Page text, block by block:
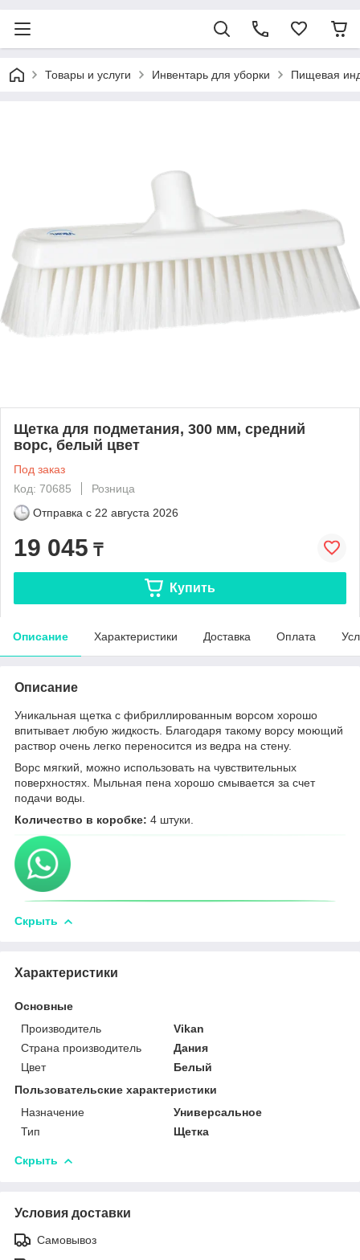
Товары и услуги Инвентарь для уборки Пищевая
Щетка для подметания, 300 мм, средний
ворс, белый цвет
Под заказ
Код: 70685
Розница
Отправка с 22 августа 2026
19 045 ₸
Купить
Описание Характеристики Доставка Оплата
Описание
Уникальная щетка с фибриллированным ворсом хорошо
впитывает любую жидкость. Благодаря такому ворсу моющий
раствор очень легко переносится из ведра на стену.
Ворс мягкий, можно использовать на чувствительных
поверхностях. Мыльная пена хорошо смывается за счет
подачи воды.
Количество в коробке: 4 штуки.
Скрыть
Характеристики
Основные
Производитель
Vikan
Страна производитель
Дания
Цвет
Белый
Пользовательские характеристики
Назначение
Универсальное
Тип
Щетка
Скрыть
Условия доставки
Самовывоз